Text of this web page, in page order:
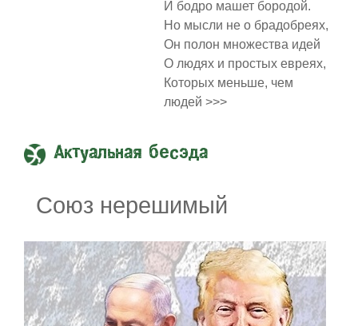
И бодро машет бородой.
Но мысли не о брадобреях,
Он полон множества идей
О людях и простых евреях,
Которых меньше, чем
людей >>>
Актуальная бесэда
Союз нерешимый